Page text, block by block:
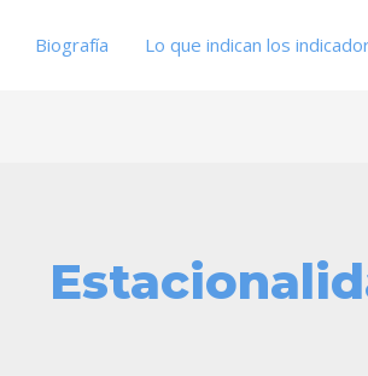
Biografía Lo que indican los